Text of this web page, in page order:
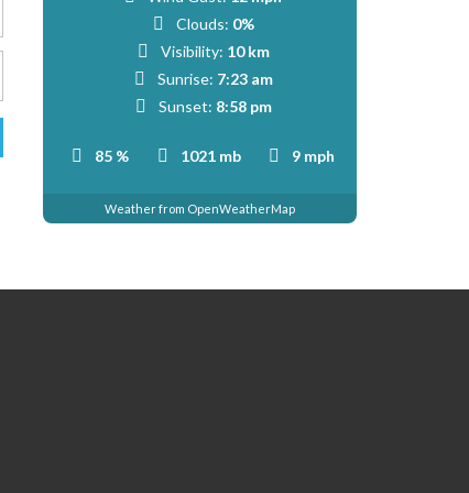
85 %
1021 mb 9 mph
Clouds: 0%
Visibility: 10 km
Sunrise: 7:23 am
Sunset: 8:58 pm
Weather from OpenWeatherMap